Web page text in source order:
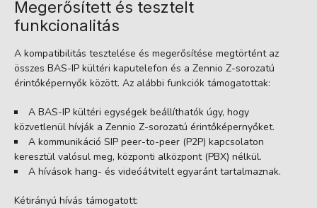
Megerősített és tesztelt
funkcionalitás
A kompatibilitás tesztelése és megerősítése megtörtént az
összes BAS-IP kültéri kaputelefon és a Zennio Z-sorozatú
érintőképernyők között. Az alábbi funkciók támogatottak:
A BAS-IP kültéri egységek beállíthatók úgy, hogy
közvetlenül hívják a Zennio Z-sorozatú érintőképernyőket.
A kommunikáció SIP peer-to-peer (P2P) kapcsolaton
keresztül valósul meg, központi alközpont (PBX) nélkül.
A hívások hang- és videóátvitelt egyaránt tartalmaznak.
Kétirányú hívás támogatott: